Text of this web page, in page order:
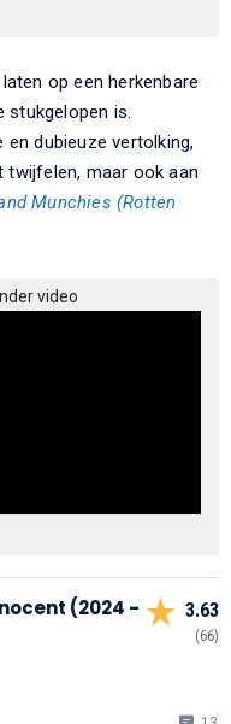
op een herkenbare
stukgelopen is.
dubieuze vertolking,
twijfelen, maar ook aan
Munchies (Rotten
video
(2024 -
3.63
(66)